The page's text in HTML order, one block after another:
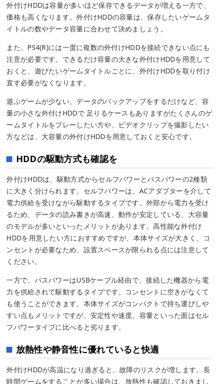
外付けHDDは容量が多いほど保存できるデータが増える一方で、
価格も高くなります。外付けHDDの容量は、保存したいゲームタ
イトルの数やデータ容量に合わせて決めましょう。
また、PS4(R)には一度に複数の外付けHDDを接続できない点にも
注意が必要です。できるだけ容量の大きな外付けHDDを用意して
おくと、遊びたいゲームタイトルごとに、外付けHDDを取り付け
直す必要がなくなります。
遊ぶゲームが少ない、データのバックアップをするだけなど、容
量の小さな外付けHDDで 足りるケースもありますがたくさんのゲ
ームタイトルをプレーしたい方や、ビデオクリップを撮影したい
方などは、大容量の外付けHDDを用意しておくと安心です。
HDDの駆動方式も確認を
外付けHDDは、駆動方式からセルフパワーとバスパワーの2種類
に大きく分けられます。セルフパワーは、ACアダプターを介して
電力供給を受けながら駆動するタイプです。外部から電力を受け
るため、データの読み書きが高速、動作が安定している、大容量
のモデルが多いといったメリットがあります。高性能な外付け
HDDを用意したい方におすすめですが、本体サイズが大きく、コ
ンセントが必要なため、設置スペースが限られる点には注意して
ください。
一方で、バスパワーはUSBケーブル経由で、接続した機器から電
力を供給されて駆動するタイプです。コンセントに空きがなくて
も使うことができます。本体サイズがコンパクトで持ち運びしや
すい点もメリットですが、安定性や速度、容量といった面はセル
フパワータイプに比べると劣ります。
放熱性や静音性に優れていると快適
外付けHDDが高温になり過ぎると、故障のリスクが増します。長
時間ゲームをすることが多い場合は、放熱性も確認しておきまし